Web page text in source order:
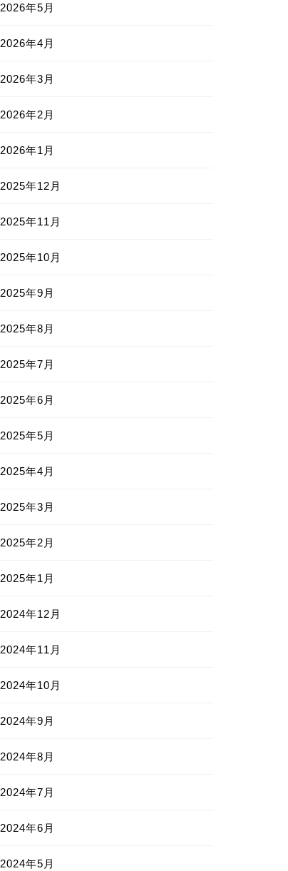
2026年5月
2026年4月
2026年3月
2026年2月
2026年1月
2025年12月
2025年11月
2025年10月
2025年9月
2025年8月
2025年7月
2025年6月
2025年5月
2025年4月
2025年3月
2025年2月
2025年1月
2024年12月
2024年11月
2024年10月
2024年9月
2024年8月
2024年7月
2024年6月
2024年5月